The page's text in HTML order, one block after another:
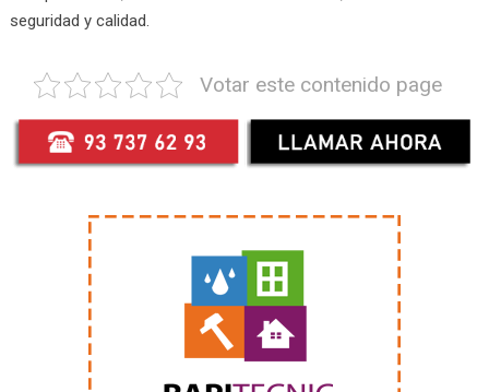
seguridad y calidad.
Votar este contenido page